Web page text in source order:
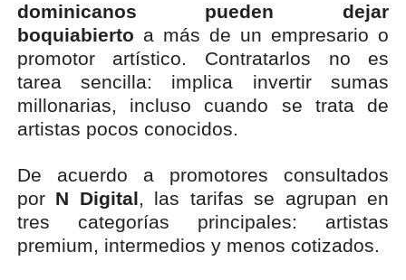
dominicanos pueden dejar
boquiabierto a más de un empresario o
promotor artístico. Contratarlos no es
tarea sencilla: implica invertir sumas
millonarias, incluso cuando se trata de
artistas pocos conocidos.
De acuerdo a promotores consultados
por N Digital, las tarifas se agrupan en
tres categorías principales: artistas
premium, intermedios y menos cotizados.